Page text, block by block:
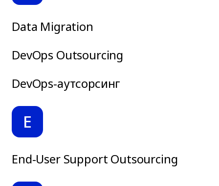
Data Migration
DevOps Outsourcing
DevOps-аутсорсинг
E
End-User Support Outsourcing